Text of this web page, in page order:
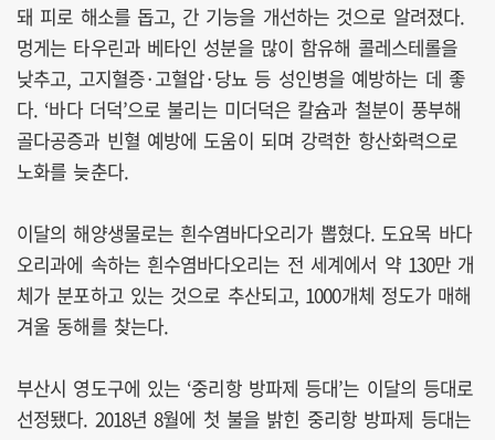
돼 피로 해소를 돕고, 간 기능을 개선하는 것으로 알려졌다.
멍게는 타우린과 베타인 성분을 많이 함유해 콜레스테롤을
낮추고, 고지혈증·고혈압·당뇨 등 성인병을 예방하는 데 좋
다. ‘바다 더덕’으로 불리는 미더덕은 칼슘과 철분이 풍부해
골다공증과 빈혈 예방에 도움이 되며 강력한 항산화력으로
노화를 늦춘다.
이달의 해양생물로는 흰수염바다오리가 뽑혔다. 도요목 바다
오리과에 속하는 흰수염바다오리는 전 세계에서 약 130만 개
체가 분포하고 있는 것으로 추산되고, 1000개체 정도가 매해
겨울 동해를 찾는다.
부산시 영도구에 있는 ‘중리항 방파제 등대’는 이달의 등대로
선정됐다. 2018년 8월에 첫 불을 밝힌 중리항 방파제 등대는